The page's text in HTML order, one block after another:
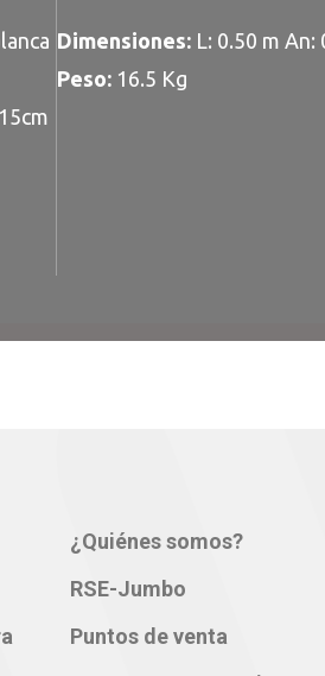
Dimensiones:L: 0.50 m An:
Peso:16.5 Kg
¿Quiénes somos?
RSE-Jumbo
Puntos de venta